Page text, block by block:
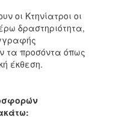
οι Κτηνίατροι οι
δραστηριότητα,
τα προσόντα όπως
έκθεση.